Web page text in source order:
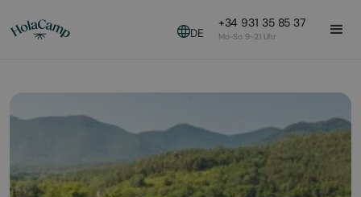
DE
+34 931 35 85 37
Mo-So 9-21 Uhr